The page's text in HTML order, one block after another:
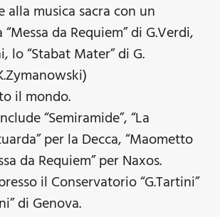
musica sacra con un
da Requiem” di G.Verdi,
lo “Stabat Mater” di G.
il mondo.
“Semiramide”, “La
per la Decca, “Maometto
da Requiem” per Naxos.
il Conservatorio “G.Tartini”
di Genova.